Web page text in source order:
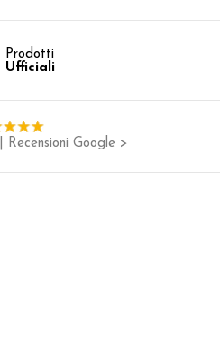
Prodotti
Ufficiali
| Recensioni Google >